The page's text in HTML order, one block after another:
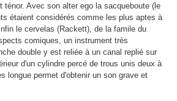
ténor. Avec son alter ego la sacqueboute (le
étaient considérés comme les plus aptes à
le cervelas (Rackett), de la famile du
comiques, un instrument très
double y est reliée à un canal replié sur
d'un cylindre percé de trous unis deux à
longue permet d'obtenir un son grave et